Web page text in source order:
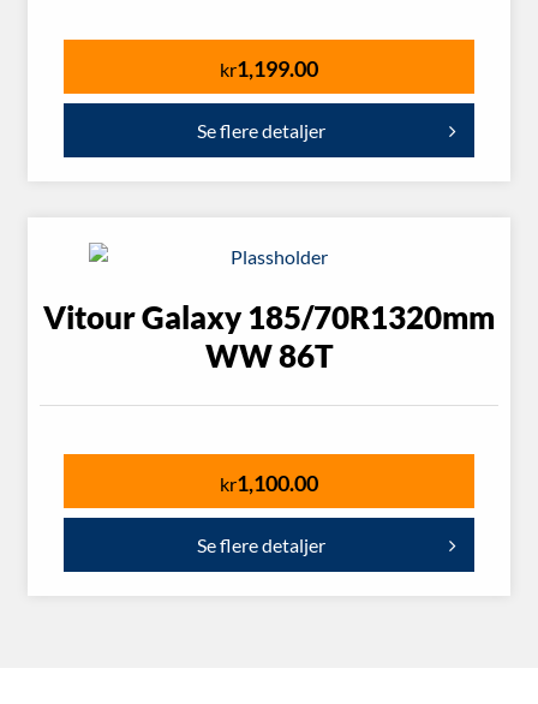
kr1,199.00
Se flere detaljer
Vitour Galaxy 185/70R1320mm
WW 86T
kr1,100.00
Se flere detaljer